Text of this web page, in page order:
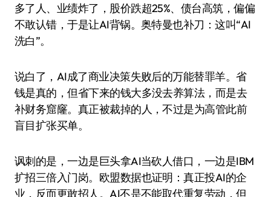
多了人、业绩炸了，股价跌超25%、债台高筑，偏偏
不敢认错，于是让AI背锅。奥特曼也补刀：这叫“AI
洗白”。
说白了，AI成了商业决策失败后的万能替罪羊。省
钱是真的，但省下来的钱大多没去养算法，而是去
补财务窟窿。真正被裁掉的人，不过是为高管此前
盲目扩张买单。
讽刺的是，一边是巨头拿AI当砍人借口，一边是IBM
扩招三倍入门岗。欧盟数据也证明：真正投AI的企
业，反而更敢招人。AI不是不能取代重复劳动，但